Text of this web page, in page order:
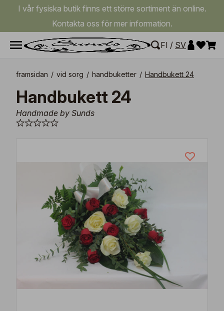
I vår fysiska butik finns ett större sortiment än online.
Kontakta oss för mer information.
FI / SV
framsidan / vid sorg / handbuketter / Handbukett 24
Handbukett 24
Handmade by Sunds